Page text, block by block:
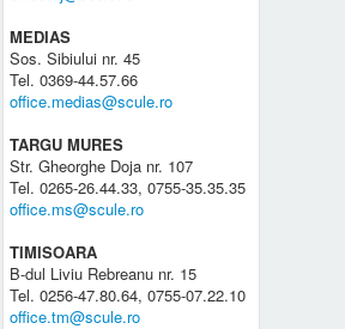
MEDIAS
Sos. Sibiului nr. 45
Tel. 0369-44.57.66
office.medias@scule.ro
TARGU MURES
Str. Gheorghe Doja nr. 107
Tel. 0265-26.44.33, 0755-35.35.35
office.ms@scule.ro
TIMISOARA
B-dul Liviu Rebreanu nr. 15
Tel. 0256-47.80.64, 0755-07.22.10
office.tm@scule.ro